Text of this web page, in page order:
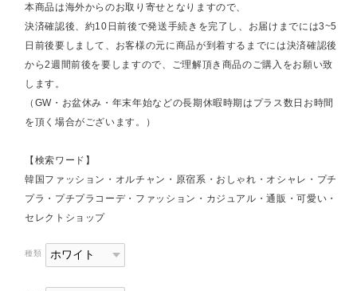
本商品は海外からのお取り寄せとなりますので、
決済確認後、約10日前後で発送手続きを完了し、お届けまでには3~5
日前後要しまして、お客様の元に商品が到着するまでには決済確認後
から2週間前後を要しますので、ご理解頂き商品のご購入をお願い致
します。
（GW・お盆休み・年末年始などの長期休暇時期はプラス数日お時間
を頂く場合がございます。）
【検索ワード】
韓国ファッション・オルチャン・原宿系・おしゃれ・オシャレ・プチ
プラ・プチプラコーデ・ファッション・カジュアル・通販・可愛い・
セレクトショップ
種類